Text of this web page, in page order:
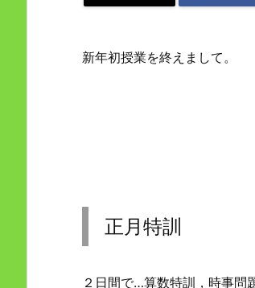
新年初授業を終えまして。
正月特訓
２日間で…算数特訓，時事問